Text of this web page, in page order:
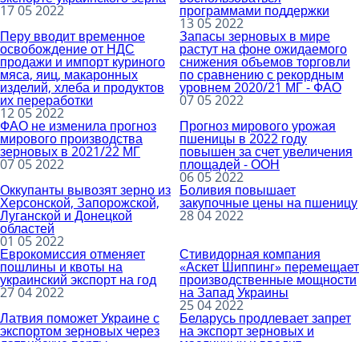
17 05 2022 программами поддержки
13 05 2022
Перу вводит временное
освобождение от НДС
продажи и импорт куриного
мяса, яиц, макаронных
изделий, хлеба и продуктов
их переработки
12 05 2022
Запасы зерновых в мире
растут на фоне ожидаемого
снижения объемов торговли
по сравнению с рекордным
уровнем 2020/21 МГ - ФАО
07 05 2022
ФАО не изменила прогноз
мирового производства
зерновых в 2021/22 МГ
07 05 2022
Прогноз мирового урожая
пшеницы в 2022 году
повышен за счет увеличения
площадей - ООН
06 05 2022
Оккупанты вывозят зерно из
Херсонской, Запорожской,
Луганской и Донецкой
областей
01 05 2022
Боливия повышает
закупочные цены на пшеницу
28 04 2022
Еврокомиссия отменяет
пошлины и квоты на
украинский экспорт на год
27 04 2022
Стивидорная компания
«Аскет Шиппинг» перемещает
производственные мощности
на Запад Украины
25 04 2022
Латвия поможет Украине с
экспортом зерновых через
Беларусь продлевает запрет
на экспорт зерновых и